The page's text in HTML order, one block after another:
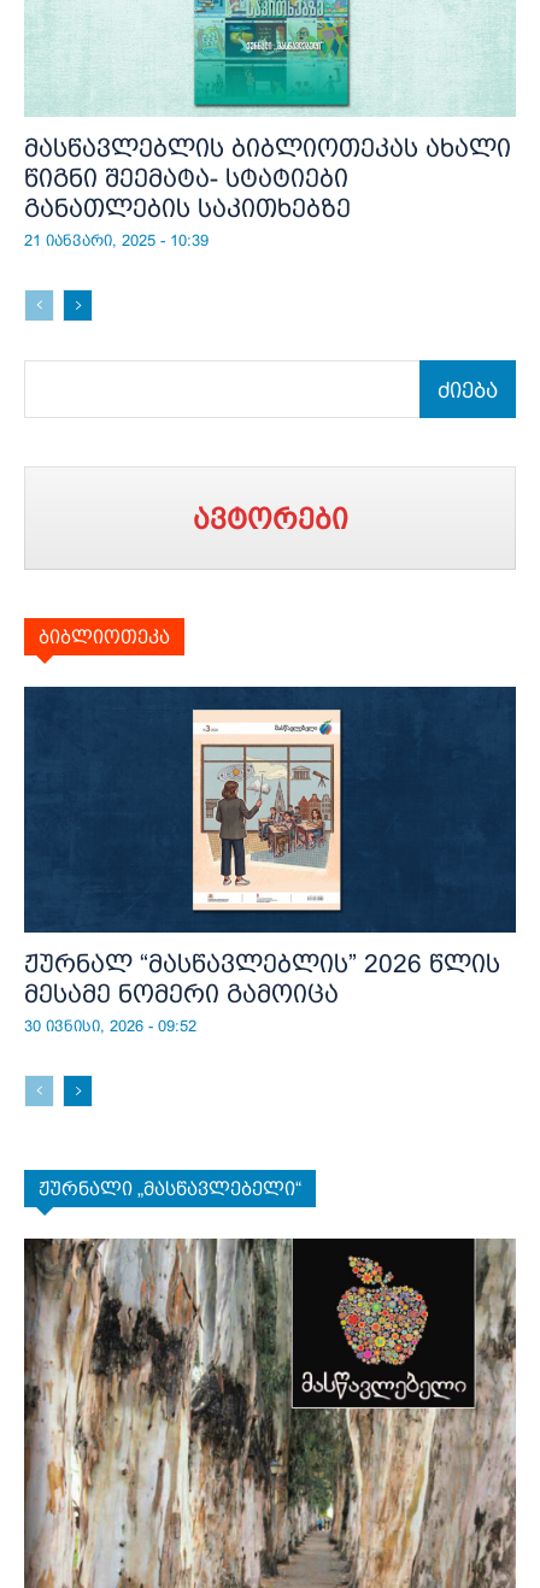
მასწავლებლის ბიბლიოთეკას ახალი
წიგნი შეემატა- სტატიები
განათლების საკითხებზე
21 იანვარი, 2025 - 10:39
ძიება
ავტორები
ბიბლიოთეკა
ჟურნალ “მასწავლებლის” 2026 წლის
მესამე ნომერი გამოიცა
30 ივნისი, 2026 - 09:52
ჟურნალი „მასწავლებელი“